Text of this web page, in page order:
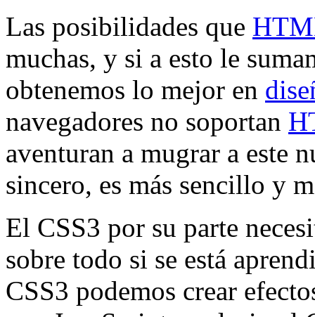
Las posibilidades que
muchas, y si a esto le
obtenemos lo mejor en
navegadores no soportan
aventuran a mugrar a este
sincero, es más sencillo y
El CSS3 por su parte
sobre todo si se está
CSS3 podemos crear